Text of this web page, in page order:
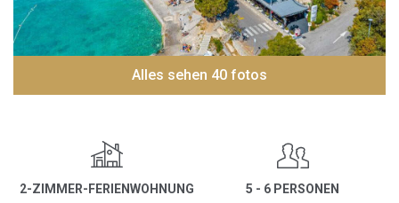
Alles sehen 40 fotos
2-ZIMMER-FERIENWOHNUNG 5 - 6 PERSONEN